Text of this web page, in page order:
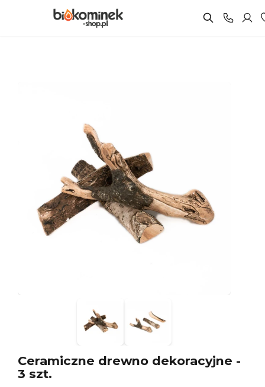
Ceramiczne drewno dekoracyjne -
3 szt.